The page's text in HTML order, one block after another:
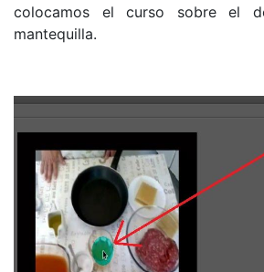
colocamos el curso sobre el
mantequilla.